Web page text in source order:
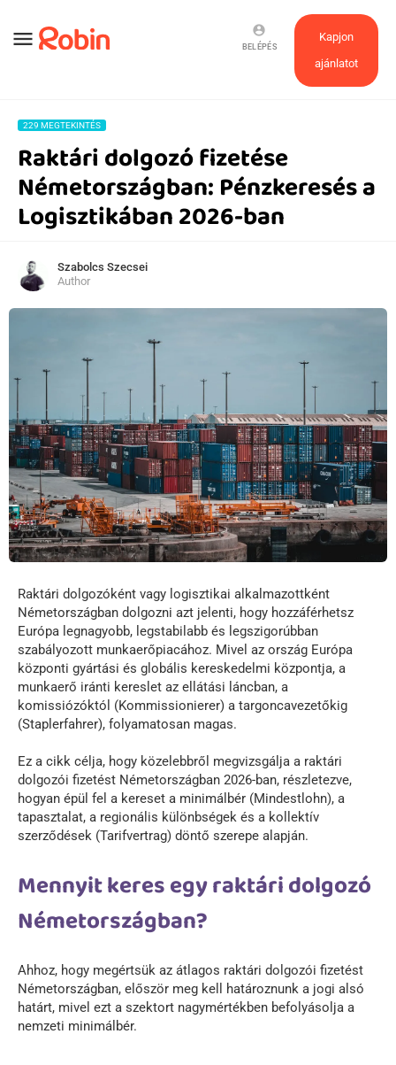
menu
Kapjon
ajánlatot
account_circle
BELÉPÉS
229 MEGTEKINTÉS
Raktári dolgozó fizetése
Németországban: Pénzkeresés a
Logisztikában 2026-ban
Szabolcs Szecsei
Author
Raktári dolgozóként vagy logisztikai alkalmazottként
Németországban dolgozni azt jelenti, hogy hozzáférhetsz
Európa legnagyobb, legstabilabb és legszigorúbban
szabályozott munkaerőpiacához. Mivel az ország Európa
központi gyártási és globális kereskedelmi központja, a
munkaerő iránti kereslet az ellátási láncban, a
komissiózóktól (Kommissionierer) a targoncavezetőkig
(Staplerfahrer), folyamatosan magas.
Ez a cikk célja, hogy közelebbről megvizsgálja a raktári
dolgozói fizetést Németországban 2026-ban, részletezve,
hogyan épül fel a kereset a minimálbér (Mindestlohn), a
tapasztalat, a regionális különbségek és a kollektív
szerződések (Tarifvertrag) döntő szerepe alapján.
Mennyit keres egy raktári dolgozó
Németországban?
Ahhoz, hogy megértsük az átlagos raktári dolgozói fizetést
Németországban, először meg kell határoznunk a jogi alsó
határt, mivel ezt a szektort nagymértékben befolyásolja a
nemzeti minimálbér.